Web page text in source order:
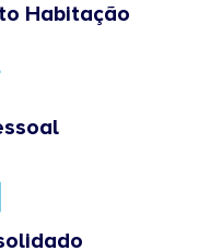
Habitação